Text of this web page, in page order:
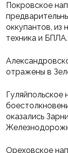
Покровское
оккупантов, из
техника и БПЛА.
отражены в
Гуляйпольское
оказались
Ореховское